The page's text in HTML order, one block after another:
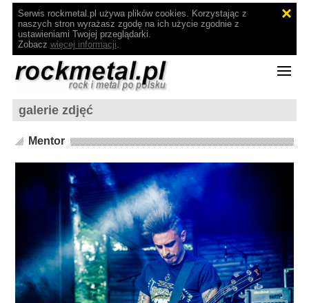
Serwis rockmetal.pl używa plików cookies. Korzystając z
naszych stron wyrażasz zgodę na ich użycie zgodnie z
ustawieniami Twojej przeglądarki.
Zobacz więcej informacji.
galerie zdjęć
Mentor